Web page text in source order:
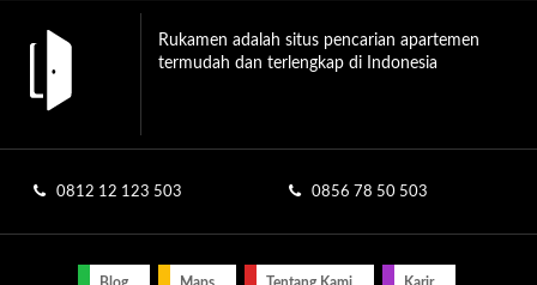
Rukamen adalah situs pencarian apartemen
termudah dan terlengkap di Indonesia
0812 12 123 503 0856 78 50 503